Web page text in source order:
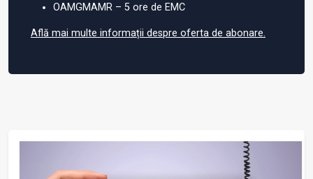
OAMGMAMR – 5 ore de EMC
Află mai multe informații despre oferta de abonare.